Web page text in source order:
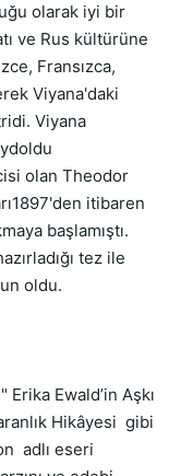
olarak iyi bir
ve Rus kültürüne
Fransızca,
Viyana'daki
Viyana
olan Theodor
itibaren
başlamıştı.
tez ile
oldu.
Ewald’in Aşkı
Hikâyesi  gibi
adlı eseri